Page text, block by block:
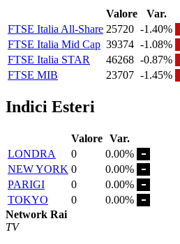
Valore
Var.
FTSE Italia All-Share 25720 -1.40%
FTSE Italia Mid Cap 39374 -1.08%
FTSE Italia STAR
46268 -0.87%
FTSE MIB
23707 -1.45%
Indici Esteri
Valore Var.
LONDRA
0
0.00%
NEW YORK 0
0.00%
PARIGI
0
0.00%
TOKYO
0
0.00%
Network Rai
TV